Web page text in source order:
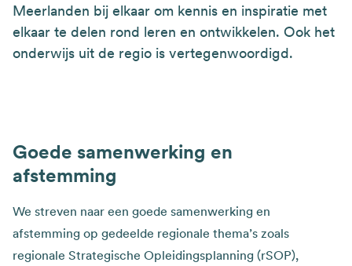
Meerlanden bij elkaar om kennis en inspiratie met
elkaar te delen rond leren en ontwikkelen. Ook het
onderwijs uit de regio is vertegenwoordigd.
Goede samenwerking en
afstemming
We streven naar een goede samenwerking en
afstemming op gedeelde regionale thema’s zoals
regionale Strategische Opleidingsplanning (rSOP),